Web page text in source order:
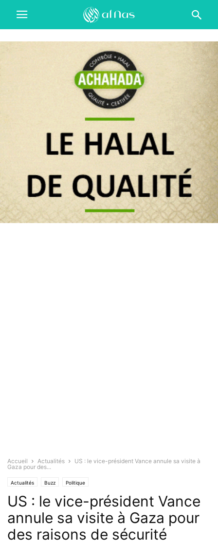
Accueil Actualités
US : le vice-président Vance annule sa visite à
Gaza pour des...
Actualités Buzz Politique
US : le vice-président Vance
annule sa visite à Gaza pour
des raisons de sécurité